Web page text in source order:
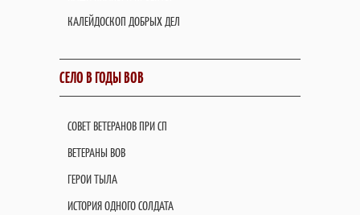
КАЛЕЙДОСКОП ДОБРЫХ ДЕЛ
СЕЛО В ГОДЫ ВОВ
СОВЕТ ВЕТЕРАНОВ ПРИ СП
ВЕТЕРАНЫ ВОВ
ГЕРОИ ТЫЛА
ИСТОРИЯ ОДНОГО СОЛДАТА